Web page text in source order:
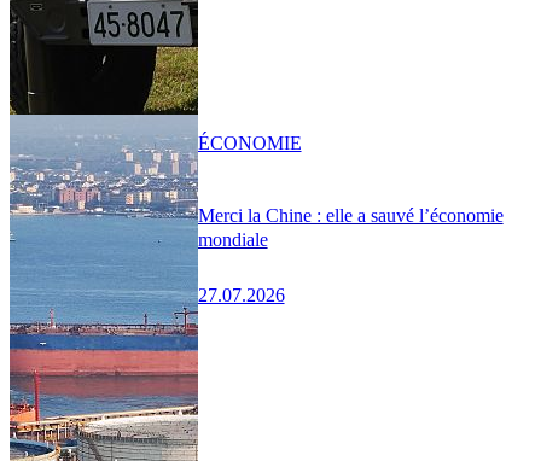
Merci la Chine : elle a sauvé l’économie
mondiale
27.07.2026
ÉCONOMIE